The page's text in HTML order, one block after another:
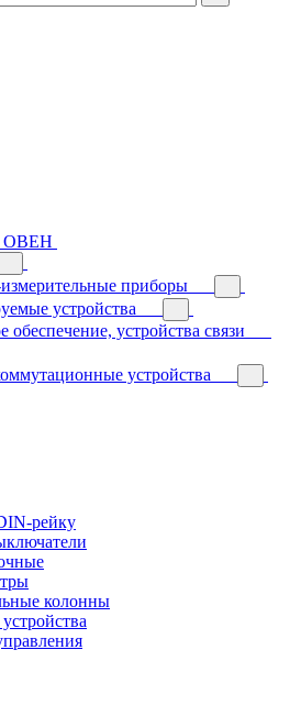
ОВЕН
приборы
устройства
обеспечение, устройства связи
устройства
рейку
колонны